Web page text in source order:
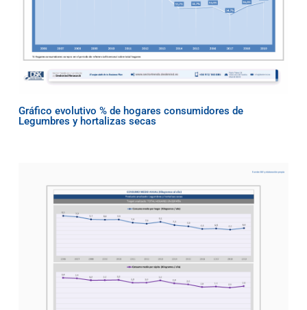
Gráfico evolutivo % de hogares consumidores de
Legumbres y hortalizas secas